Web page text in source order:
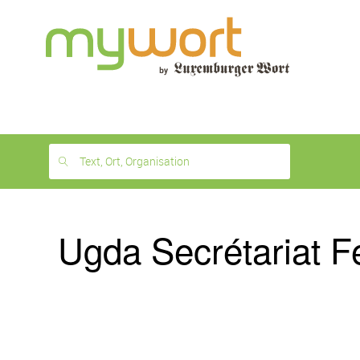
month
free
Text, Ort, Organisation
Ugda Secrétariat